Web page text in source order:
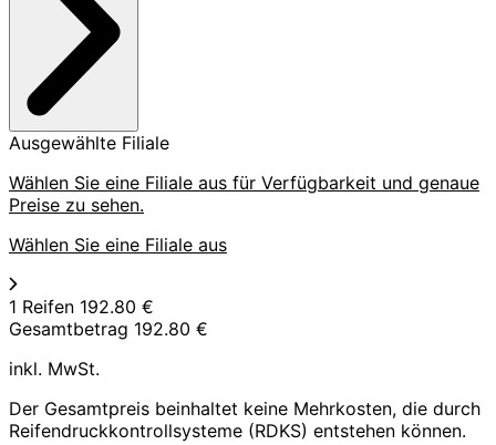
Ausgewählte Filiale
Wählen Sie eine Filiale aus für Verfügbarkeit und genaue
Preise zu sehen.
Wählen Sie eine Filiale aus
1 Reifen 192.80 €
Gesamtbetrag 192.80 €
inkl. MwSt.
Der Gesamtpreis beinhaltet keine Mehrkosten, die durch
Reifendruckkontrollsysteme (RDKS) entstehen können.